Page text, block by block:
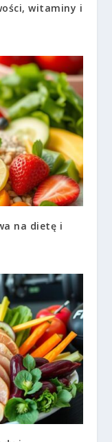
witaminy i
na dietę i